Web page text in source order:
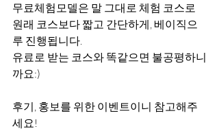
무료체험모델은 말 그대로 체험 코스로
원래 코스보다 짧고 간단하게, 베이직으
루 진행됩니다.
유료로 받는 코스와 똑같으면 불공평하니
까요:)
후기, 홍보를 위한 이벤트이니 참고해주
세요!